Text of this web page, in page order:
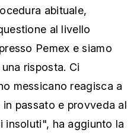
abituale,
al livello
Pemex e siamo
risposta. Ci
messicano reagisca a
passato e provveda al
insoluti", ha aggiunto la